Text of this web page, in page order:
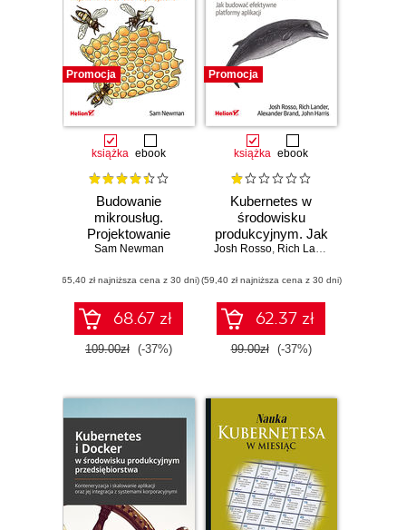
Promocja
książka ebook
Budowanie
mikrousług.
Projektowanie
drobnoziarnistych
Wydanie II
Sam Newman
(65,40 zł najniższa cena z 30 dni)
68.67 zł
109.00zł (-37%)
Promocja
książka ebook
Kubernetes w
środowisku
produkcyjnym. Jak
budować
platformy aplikacji
Josh Rosso, Rich Lander
(59,40 zł najniższa cena z 30 dni)
62.37 zł
99.00zł (-37%)